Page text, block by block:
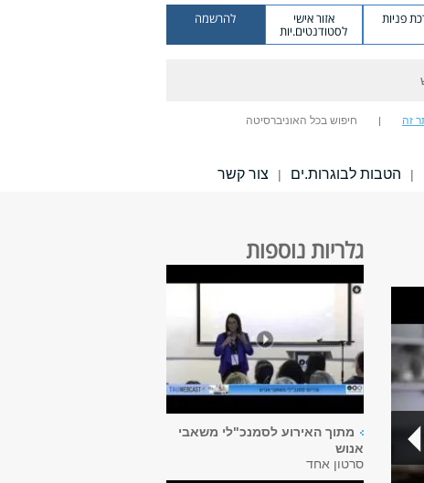
פניות אזור אישי
לסטודנטים.יות
להרשמה
זה חיפוש בכל האוניברסיטה
| הטבות לבוגרות.ים | צור קשר
גלריות נוספות
מתוך האירוע לסמנכ"לי משאבי
אנוש
סרטון אחד